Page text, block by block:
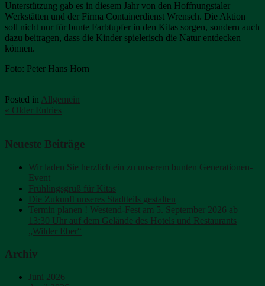
Unterstützung gab es in diesem Jahr von den Hoffnungstaler
Werkstätten und der Firma Containerdienst Wrensch. Die Aktion
soll nicht nur für bunte Farbtupfer in den Kitas sorgen, sondern auch
dazu beitragen, dass die Kinder spielerisch die Natur entdecken
können.
Foto: Peter Hans Horn
Posted in Allgemein
« Older Entries
Neueste Beiträge
Wir laden Sie herzlich ein zu unserem bunten Generationen-
Event
Frühlingsgruß für Kitas
Die Zukunft unseres Stadtteils gestalten
Termin planen ! Westend-Fest am 5. September 2026 ab
13:30 Uhr auf dem Gelände des Hotels und Restaurants
„Wilder Eber“
Archiv
Juni 2026